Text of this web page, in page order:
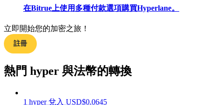
合約功能使用指南
在Bitrue上使用多種付款選項購買Hyperlane。
立即開始您的加密之旅！
註冊
熱門 hyper 與法幣的轉換
1 hyper 兌入 USD$0.0645